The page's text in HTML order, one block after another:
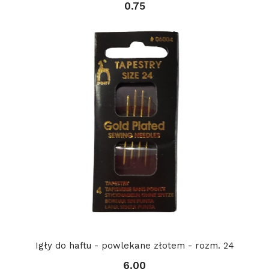
0.75
Igły do haftu - powlekane złotem - rozm. 24
6.00